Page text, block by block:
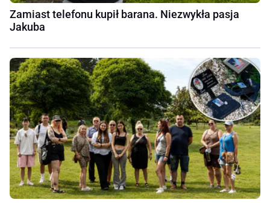
Zamiast telefonu kupił barana. Niezwykła pasja
Jakuba